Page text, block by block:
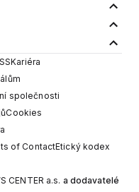
Kariéra
společnosti
Cookies
of ContactEtický kodex
CENTER a.s. a dodavatelé